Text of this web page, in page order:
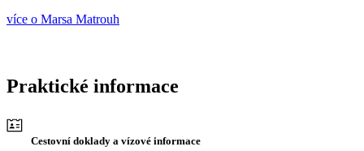
více o Marsa Matrouh
Praktické informace
Cestovní doklady a vízové informace